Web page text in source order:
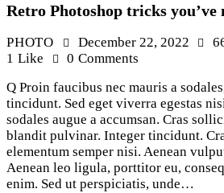
Retro Photoshop tricks you’ve
PHOTO December 22, 2022
1 Like 0 Comments
Q Proin faucibus nec mauris a
tincidunt. Sed eget viverra egestas
sodales augue a accumsan. Cras
blandit pulvinar. Integer tincidunt.
elementum semper nisi. Aenean
Aenean leo ligula, porttitor eu,
enim. Sed ut perspiciatis, unde…